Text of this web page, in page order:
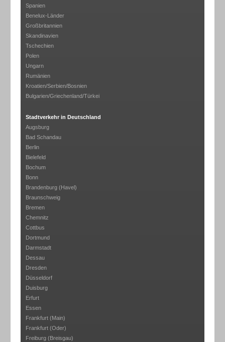
Spanien
Benelux-Länder
Großbritannien
Skandinavien
Tschechien
Polen
Ungarn
Rumänien
Kroatien/Serbien/Bosnien
Bulgarien/Griechenland/Türkei
Stadtverkehr in Deutschland
Augsburg
Bad Schandau
Berlin
Bielefeld
Bochum
Bonn
Brandenburg (Havel)
Braunschweig
Bremen
Chemnitz
Cottbus
Dortmund
Darmstadt
Dessau
Dresden
Düsseldorf
Duisburg
Erfurt
Essen
Frankfurt (Main)
Frankfurt (Oder)
Freiburg (Breisgau)